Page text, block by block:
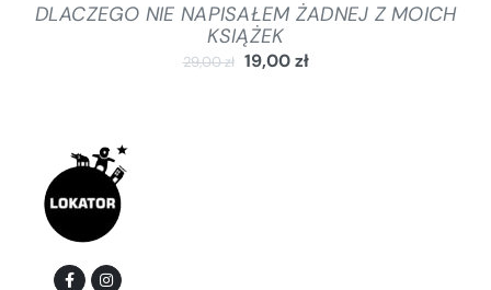
DLACZEGO NIE NAPISAŁEM ŻADNEJ Z MOICH
KSIĄŻEK
29,00zł 19,00zł